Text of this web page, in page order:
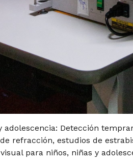
adolescencia: Detección
refracción, estudios de
para niños, niñas y